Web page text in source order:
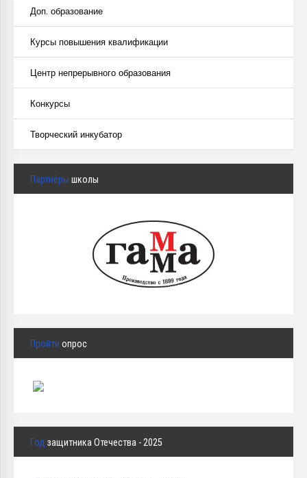
Доп. образование
Курсы повышения квалификации
Центр непрерывного образования
Конкурсы
Творческий инкубатор
Партнёры школы
Пройти опрос
Год защитника Отечества - 2025